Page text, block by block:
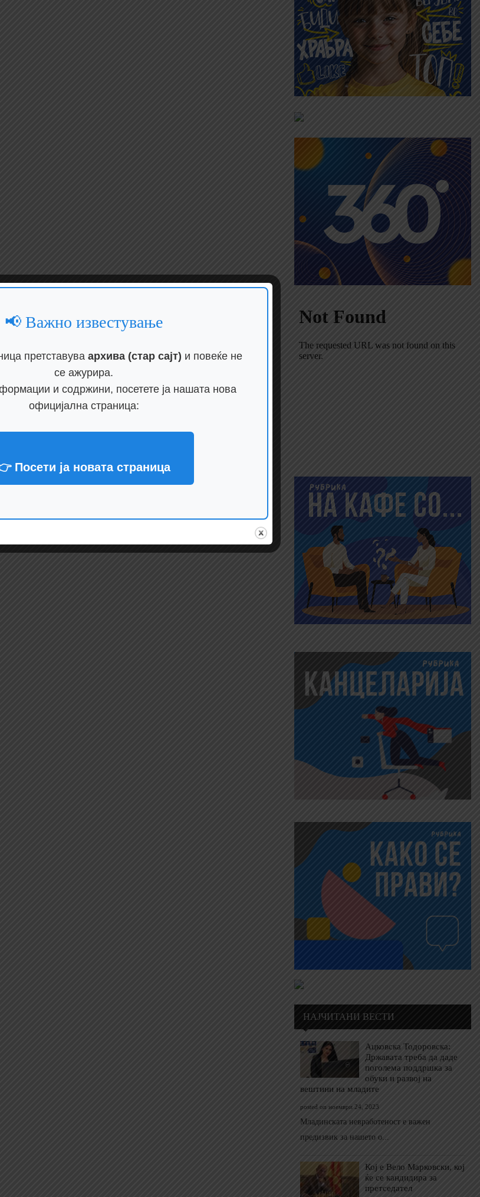
НАЈЧИТАНИ ВЕСТИ
Ацковска Тодоровска:
Државата треба да даде
поголема поддршка за
обуки и развој на
вештини на младите
posted on ноември 24, 2023
Младинската невработеност е важен
предизвик за нашето о...
Кој е Вело Марковски, кој
ќе се кандидира за
претседател
📢 Важно известување
претставува архива (стар сајт) и повеќе не
се ажурира.
и содржини, посетете ја нашата нова
официјална страница:
Посети ја новата страница